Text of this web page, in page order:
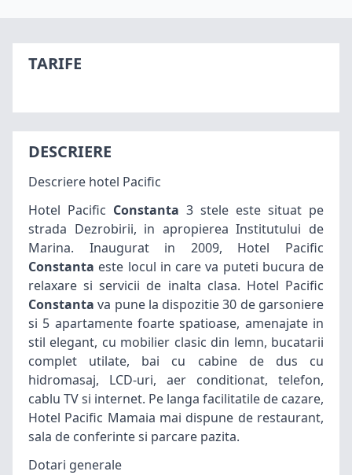
TARIFE
DESCRIERE
Descriere hotel Pacific
Hotel Pacific Constanta 3 stele este situat pe
strada Dezrobirii, in apropierea Institutului de
Marina. Inaugurat in 2009, Hotel Pacific
Constanta este locul in care va puteti bucura de
relaxare si servicii de inalta clasa. Hotel Pacific
Constanta va pune la dispozitie 30 de garsoniere
si 5 apartamente foarte spatioase, amenajate in
stil elegant, cu mobilier clasic din lemn, bucatarii
complet utilate, bai cu cabine de dus cu
hidromasaj, LCD-uri, aer conditionat, telefon,
cablu TV si internet. Pe langa facilitatile de cazare,
Hotel Pacific Mamaia mai dispune de restaurant,
sala de conferinte si parcare pazita.
Dotari generale